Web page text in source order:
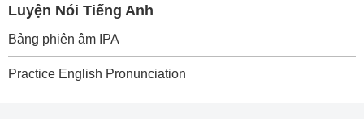
Luyện Nói Tiếng Anh
Bảng phiên âm IPA
Practice English Pronunciation